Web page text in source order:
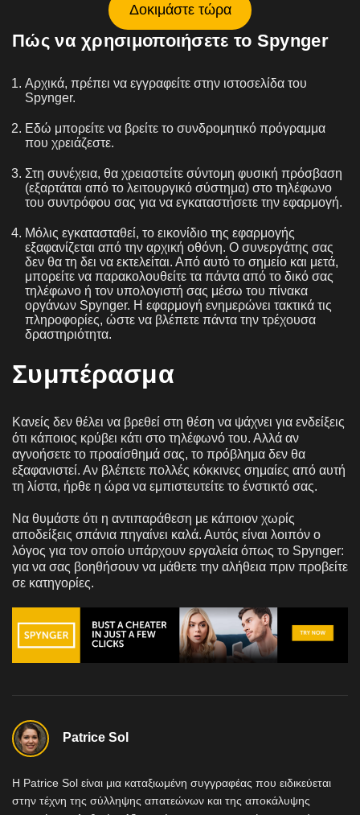
Δοκιμάστε τώρα
Πώς να χρησιμοποιήσετε το Spynger
Αρχικά, πρέπει να εγγραφείτε στην ιστοσελίδα του
Spynger.
Εδώ μπορείτε να βρείτε το συνδρομητικό πρόγραμμα
που χρειάζεστε.
Στη συνέχεια, θα χρειαστείτε σύντομη φυσική πρόσβαση
(εξαρτάται από το λειτουργικό σύστημα) στο τηλέφωνο
του συντρόφου σας για να εγκαταστήσετε την εφαρμογή.
Μόλις εγκατασταθεί, το εικονίδιο της εφαρμογής
εξαφανίζεται από την αρχική οθόνη. Ο συνεργάτης σας
δεν θα τη δει να εκτελείται. Από αυτό το σημείο και μετά,
μπορείτε να παρακολουθείτε τα πάντα από το δικό σας
τηλέφωνο ή τον υπολογιστή σας μέσω του πίνακα
οργάνων Spynger. Η εφαρμογή ενημερώνει τακτικά τις
πληροφορίες, ώστε να βλέπετε πάντα την τρέχουσα
δραστηριότητα.
Συμπέρασμα
Κανείς δεν θέλει να βρεθεί στη θέση να ψάχνει για ενδείξεις
ότι κάποιος κρύβει κάτι στο τηλέφωνό του. Αλλά αν
αγνοήσετε το προαίσθημά σας, το πρόβλημα δεν θα
εξαφανιστεί. Αν βλέπετε πολλές κόκκινες σημαίες από αυτή
τη λίστα, ήρθε η ώρα να εμπιστευτείτε το ένστικτό σας.
Να θυμάστε ότι η αντιπαράθεση με κάποιον χωρίς
αποδείξεις σπάνια πηγαίνει καλά. Αυτός είναι λοιπόν ο
λόγος για τον οποίο υπάρχουν εργαλεία όπως το Spynger:
για να σας βοηθήσουν να μάθετε την αλήθεια πριν προβείτε
σε κατηγορίες.
Patrice Sol
Η Patrice Sol είναι μια καταξιωμένη συγγραφέας που ειδικεύεται
στην τέχνη της σύλληψης απατεώνων και της αποκάλυψης